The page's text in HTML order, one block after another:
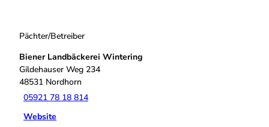
Pächter/Betreiber
Biener Landbäckerei Wintering
Gildehauser Weg 234
48531 Nordhorn
05921 78 18 814
Website